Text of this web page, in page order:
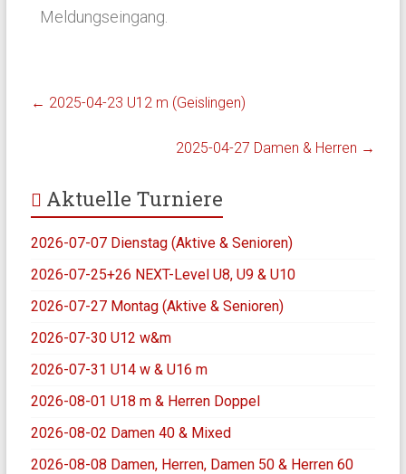
Meldungseingang.
← 2025-04-23 U12 m (Geislingen)
2025-04-27 Damen & Herren →
Aktuelle Turniere
2026-07-07 Dienstag (Aktive & Senioren)
2026-07-25+26 NEXT-Level U8, U9 & U10
2026-07-27 Montag (Aktive & Senioren)
2026-07-30 U12 w&m
2026-07-31 U14 w & U16 m
2026-08-01 U18 m & Herren Doppel
2026-08-02 Damen 40 & Mixed
2026-08-08 Damen, Herren, Damen 50 & Herren 60